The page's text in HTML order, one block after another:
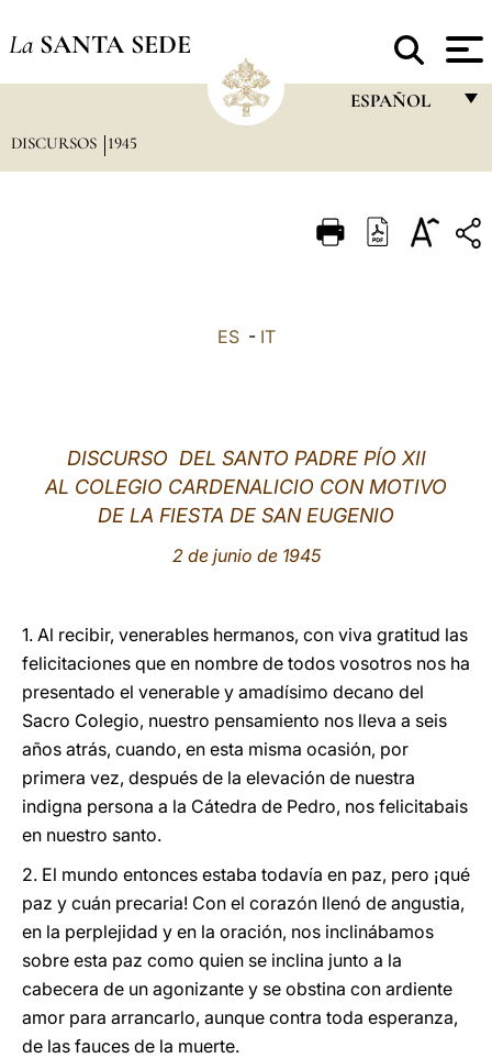
La SANTA SEDE
ESPAÑOL
ITALIANO
العربيّة
中文
LATINE
DISCURSOS 1945
ES- IT
DISCURSO DEL SANTO PADRE PÍO XII
AL COLEGIO CARDENALICIO CON MOTIVO
DE LA FIESTA DE SAN EUGENIO
2 de junio de 1945
1. Al recibir, venerables hermanos, con viva gratitud las
felicitaciones que en nombre de todos vosotros nos ha
presentado el venerable y amadísimo decano del
Sacro Colegio, nuestro pensamiento nos lleva a seis
años atrás, cuando, en esta misma ocasión, por
primera vez, después de la elevación de nuestra
indigna persona a la Cátedra de Pedro, nos felicitabais
en nuestro santo.
2. El mundo entonces estaba todavía en paz, pero ¡qué
paz y cuán precaria! Con el corazón llenó de angustia,
en la perplejidad y en la oración, nos inclinábamos
sobre esta paz como quien se inclina junto a la
cabecera de un agonizante y se obstina con ardiente
amor para arrancarlo, aunque contra toda esperanza,
de las fauces de la muerte.